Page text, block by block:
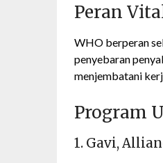
Peran
WHO berperan
penyebaran
menjembatani
Program
1. Gavi,